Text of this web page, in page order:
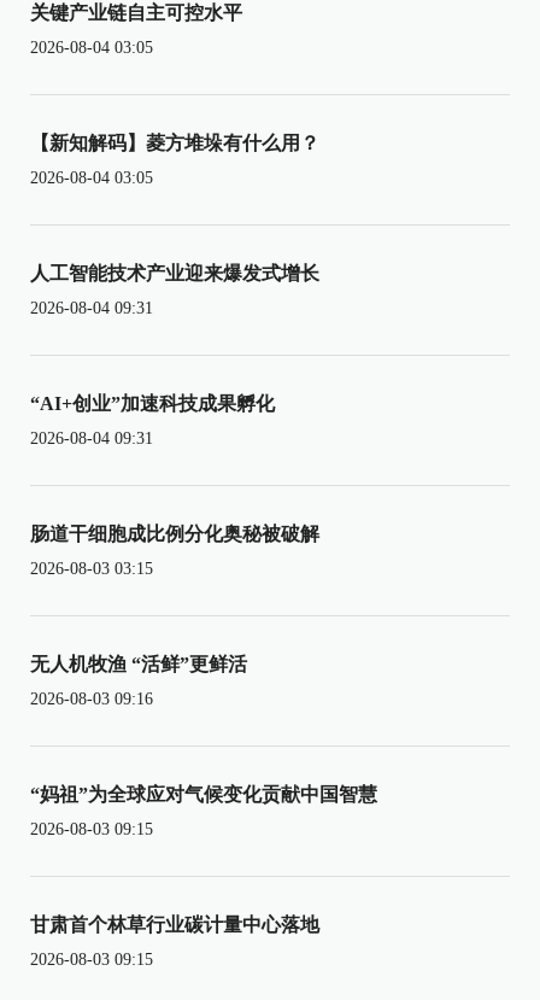
关键产业链自主可控水平
2026-08-04 03:05
【新知解码】菱方堆垛有什么用？
2026-08-04 03:05
人工智能技术产业迎来爆发式增长
2026-08-04 09:31
“AI+创业”加速科技成果孵化
2026-08-04 09:31
肠道干细胞成比例分化奥秘被破解
2026-08-03 03:15
无人机牧渔 “活鲜”更鲜活
2026-08-03 09:16
“妈祖”为全球应对气候变化贡献中国智慧
2026-08-03 09:15
甘肃首个林草行业碳计量中心落地
2026-08-03 09:15